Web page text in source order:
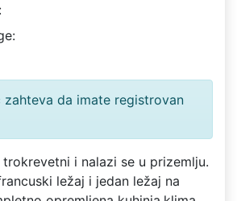
zahteva da imate registrovan
i nalazi se u prizemlju.
ležaj i jedan ležaj na